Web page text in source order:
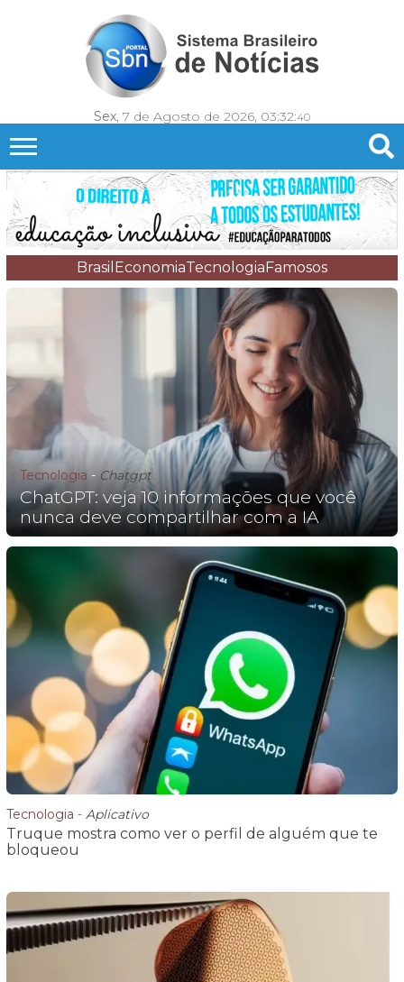
Sex, 7 de Agosto de 2026, 03:32:42
Brasil EconomiaTecnologia Famosos
Tecnologia - Chatgpt
ChatGPT: veja 10 informações que você
nunca deve compartilhar com a IA
Tecnologia - Aplicativo
Truque mostra como ver o perfil de alguém que te
bloqueou